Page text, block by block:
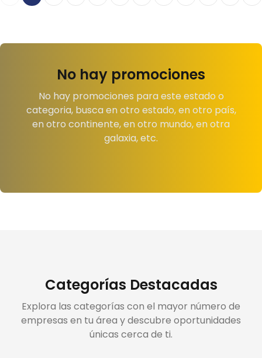
No hay promociones
No hay promociones para este estado o
categoria, busca en otro estado, en otro país,
en otro continente, en otro mundo, en otra
galaxia, etc.
Categorías Destacadas
Explora las categorías con el mayor número de
empresas en tu área y descubre oportunidades
únicas cerca de ti.